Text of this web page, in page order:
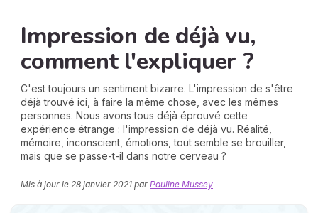
Impression de déjà vu,
comment l'expliquer ?
C'est toujours un sentiment bizarre. L'impression de s'être
déjà trouvé ici, à faire la même chose, avec les mêmes
personnes. Nous avons tous déjà éprouvé cette
expérience étrange : l'impression de déjà vu. Réalité,
mémoire, inconscient, émotions, tout semble se brouiller,
mais que se passe-t-il dans notre cerveau ?
Mis à jour le 28 janvier 2021 par Pauline Mussey